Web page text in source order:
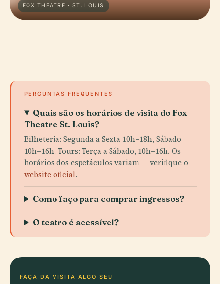
FOX THEATRE · ST. LOUIS
PERGUNTAS FREQUENTES
Quais são os horários de visita do Fox
Theatre St. Louis?
Bilheteria: Segunda a Sexta 10h–18h, Sábado
10h–16h. Tours: Terça a Sábado, 10h–16h. Os
horários dos espetáculos variam — verifique o
website oficial.
Como faço para comprar ingressos?
O teatro é acessível?
FAÇA DA VISITA ALGO SEU